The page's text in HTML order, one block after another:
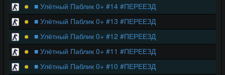
■ Улётный Паблик 0+ #14 #ПЕРЕЕЗД
■ Улётный Паблик 0+ #13 #ПЕРЕЕЗД
■ Улётный Паблик 0+ #12 #ПЕРЕЕЗД
■ Улётный Паблик 0+ #11 #ПЕРЕЕЗД
■ Улётный Паблик 0+ #10 #ПЕРЕЕЗД